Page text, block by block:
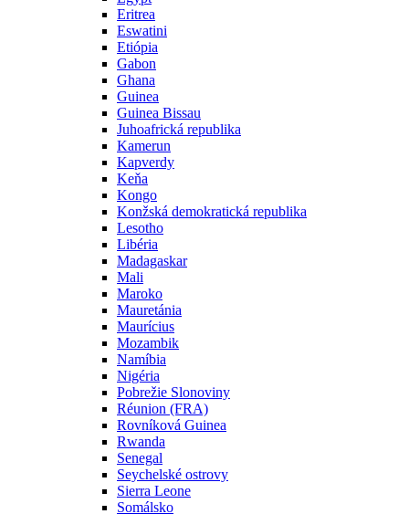
Eritrea
Eswatini
Etiópia
Gabon
Ghana
Guinea
Guinea Bissau
Juhoafrická republika
Kamerun
Kapverdy
Keňa
Kongo
Konžská demokratická republika
Lesotho
Libéria
Madagaskar
Mali
Maroko
Mauretánia
Maurícius
Mozambik
Namíbia
Nigéria
Pobrežie Slonoviny
Réunion (FRA)
Rovníková Guinea
Rwanda
Senegal
Seychelské ostrovy
Sierra Leone
Somálsko